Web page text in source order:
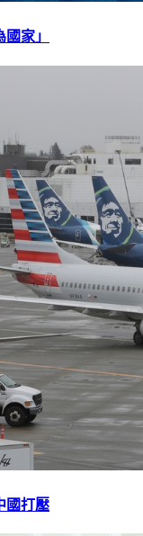
家」
國打壓